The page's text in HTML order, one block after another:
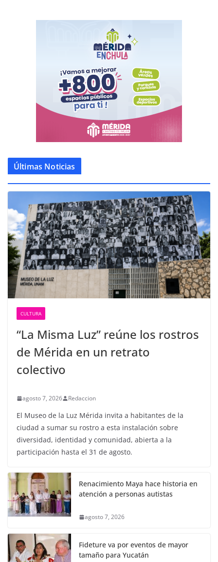
Últimas Noticias
CULTURA
“La Misma Luz” reúne los rostros
de Mérida en un retrato
colectivo
agosto 7, 2026 Redaccion
El Museo de la Luz Mérida invita a habitantes de la
ciudad a sumar su rostro a esta instalación sobre
diversidad, identidad y comunidad, abierta a la
participación hasta el 31 de agosto.
Renacimiento Maya hace historia en
atención a personas autistas
agosto 7, 2026
Fideture va por eventos de mayor
tamaño para Yucatán